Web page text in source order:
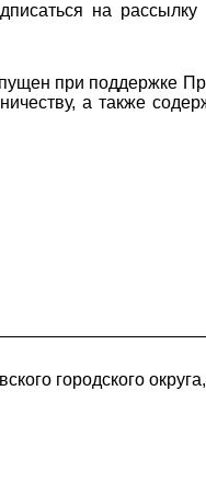
на
при поддержке
а также
городского